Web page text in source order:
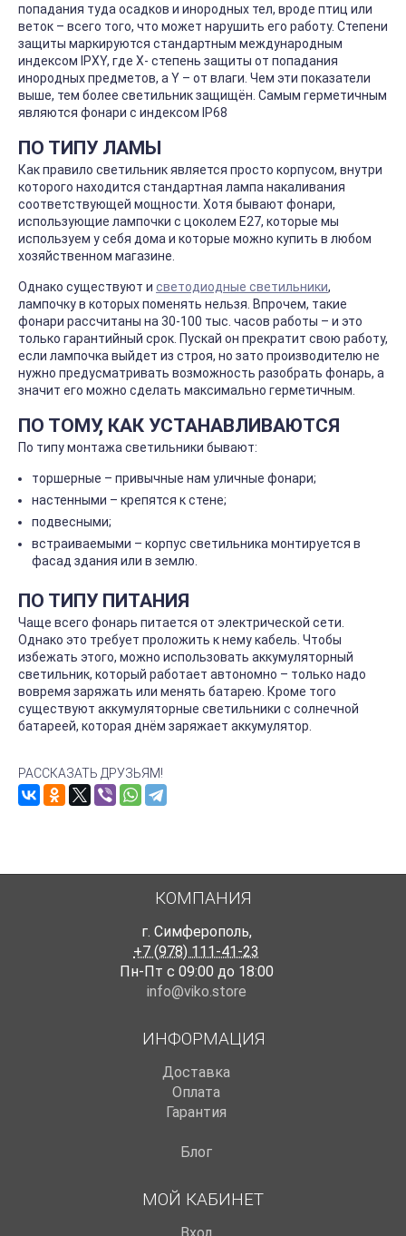
попадания туда осадков и инородных тел, вроде птиц или
веток – всего того, что может нарушить его работу. Степени
защиты маркируются стандартным международным
индексом IPXY, где X- степень защиты от попадания
инородных предметов, а Y – от влаги. Чем эти показатели
выше, тем более светильник защищён. Самым герметичным
являются фонари с индексом IP68
ПО ТИПУ ЛАМЫ
Как правило светильник является просто корпусом, внутри
которого находится стандартная лампа накаливания
соответствующей мощности. Хотя бывают фонари,
использующие лампочки с цоколем E27, которые мы
используем у себя дома и которые можно купить в любом
хозяйственном магазине.
Однако существуют и светодиодные светильники,
лампочку в которых поменять нельзя. Впрочем, такие
фонари рассчитаны на 30-100 тыс. часов работы – и это
только гарантийный срок. Пускай он прекратит свою работу,
если лампочка выйдет из строя, но зато производителю не
нужно предусматривать возможность разобрать фонарь, а
значит его можно сделать максимально герметичным.
ПО ТОМУ, КАК УСТАНАВЛИВАЮТСЯ
По типу монтажа светильники бывают:
торшерные – привычные нам уличные фонари;
настенными – крепятся к стене;
подвесными;
встраиваемыми – корпус светильника монтируется в
фасад здания или в землю.
ПО ТИПУ ПИТАНИЯ
Чаще всего фонарь питается от электрической сети.
Однако это требует проложить к нему кабель. Чтобы
избежать этого, можно использовать аккумуляторный
светильник, который работает автономно – только надо
вовремя заряжать или менять батарею. Кроме того
существуют аккумуляторные светильники с солнечной
батареей, которая днём заряжает аккумулятор.
РАССКАЗАТЬ ДРУЗЬЯМ!
КОМПАНИЯ
г. Симферополь,
+7 (978) 111-41-23
Пн-Пт с 09:00 до 18:00
info@viko.store
ИНФОРМАЦИЯ
Доставка
Оплата
Гарантия
Блог
МОЙ КАБИНЕТ